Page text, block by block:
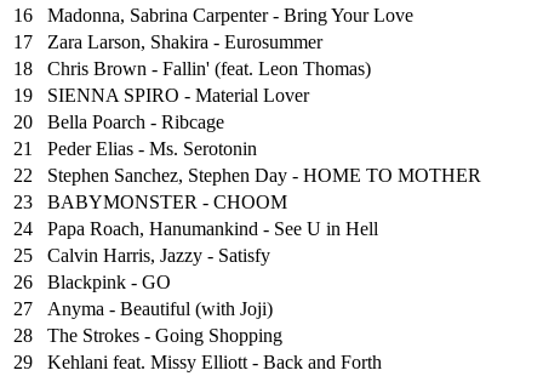
16
Madonna, Sabrina Carpenter - Bring Your Love
17
Zara Larson, Shakira - Eurosummer
18
Chris Brown - Fallin' (feat. Leon Thomas)
19
SIENNA SPIRO - Material Lover
20
Bella Poarch - Ribcage
21
Peder Elias - Ms. Serotonin
22
Stephen Sanchez, Stephen Day - HOME TO MOTHER
23
BABYMONSTER - CHOOM
24
Papa Roach, Hanumankind - See U in Hell
25
⁠Calvin Harris, Jazzy - Satisfy
26
Blackpink - GO
27
Anyma - Beautiful (with Joji)
28
The Strokes - Going Shopping
29
Kehlani feat. Missy Elliott - Back and Forth